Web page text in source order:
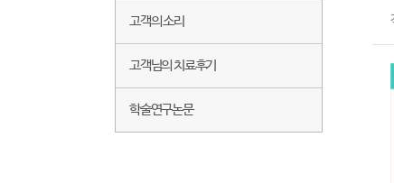
고객의 소리
고객님의 치료후기
학술연구논문